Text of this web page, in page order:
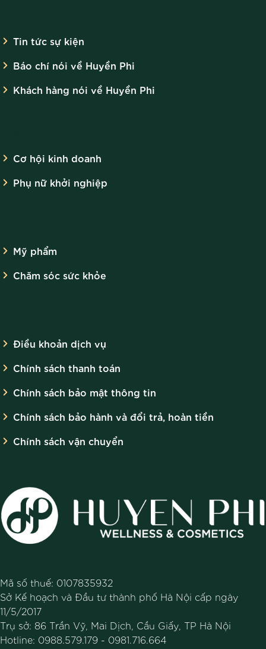
Tin tức sự kiện
Báo chí nói về Huyền Phi
Khách hàng nói về Huyền Phi
Cơ hội kinh doanh
Phụ nữ khởi nghiệp
Mỹ phẩm
Chăm sóc sức khỏe
Điều khoản dịch vụ
Chính sách thanh toán
Chính sách bảo mật thông tin
Chính sách bảo hành và đổi trả, hoàn tiền
Chính sách vận chuyển
Mã số thuế: 0107835932
Sở Kế hoạch và Đầu tư thành phố Hà Nội cấp ngày
11/5/2017
Trụ sở: 86 Trần Vỹ, Mai Dịch, Cầu Giấy, TP Hà Nội
Hotline: 0988.579.179 - 0981.716.664